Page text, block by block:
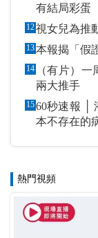
有結局彩蛋
12
13
14
（有片）
兩大推手
1560秒速報 │ 潘多
本不存在的
熱門視頻